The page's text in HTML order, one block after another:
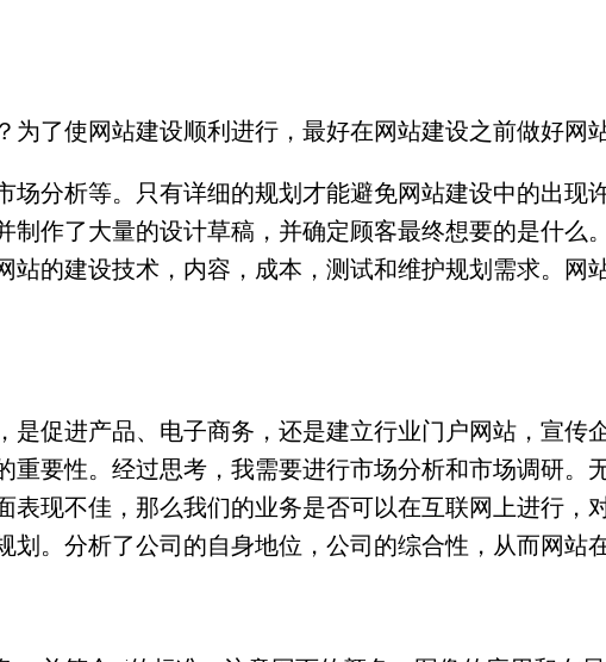
了使网站建设顺利进行，最好在网站建设之前做好网
场分析等。只有详细的规划才能避免网站建设中的出现
制作了大量的设计草稿，并确定顾客最终想要的是什么
站的建设技术，内容，成本，测试和维护规划需求。网
是促进产品、电子商务，还是建立行业门户网站，宣传
重要性。经过思考，我需要进行市场分析和市场调研。
表现不佳，那么我们的业务是否可以在互联网上进行，
。分析了公司的自身地位，公司的综合性，从而网站